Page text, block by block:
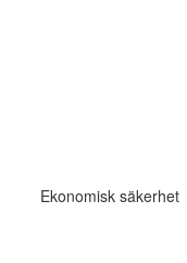
Ekonomisk säkerhet